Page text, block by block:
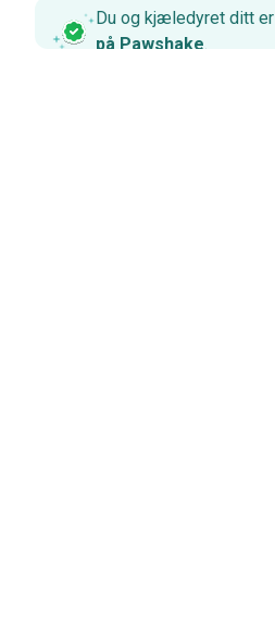
Du og kjæledyret ditt
på Pawshake.